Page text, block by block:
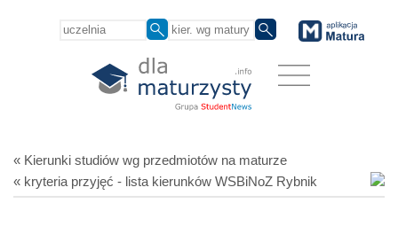
« Kierunki studiów wg przedmiotów na maturze
« kryteria przyjęć - lista kierunków WSBiNoZ Rybnik